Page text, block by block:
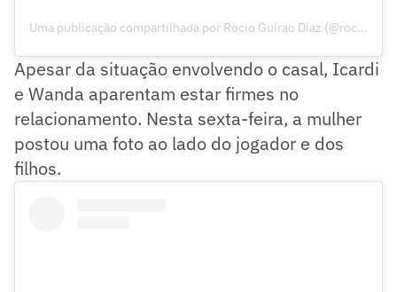
Uma publicação compartilhada por Rocio Guirao Diaz (@rocioguiraodiaz)
Apesar da situação envolvendo o casal, Icardi
e Wanda aparentam estar firmes no
relacionamento. Nesta sexta-feira, a mulher
postou uma foto ao lado do jogador e dos
filhos.